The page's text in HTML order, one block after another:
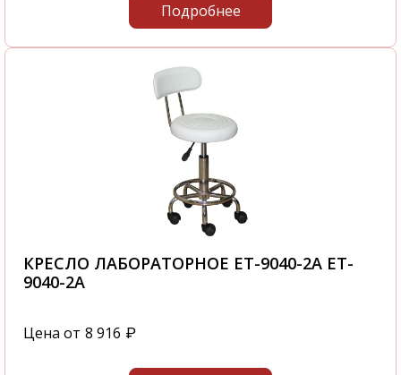
Подробнее
КРЕСЛО ЛАБОРАТОРНОЕ ET-9040-2A ET-
9040-2A
Цена от 8 916 ₽